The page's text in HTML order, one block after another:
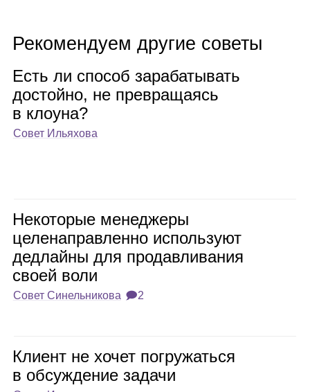
Рекомендуем другие советы
Есть ли спо­соб зара­ба­ты­вать
достойно, не пре­вра­ща­ясь
в кло­уна?
Совет Ильяхова
Неко­то­рые мене­джеры
целе­на­прав­ленно исполь­зуют
дед­лайны для про­дав­ли­ва­ния
своей воли
Совет Синельникова 🗩2
Кли­ент не хочет погру­жаться
в обсуж­де­ние задачи